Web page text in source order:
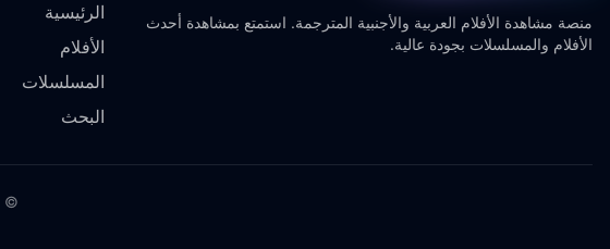
منصة مشاهدة الأفلام العربية والأجنبية المترجمة. استمتع بمشاهدة أحدث
الأفلام والمسلسلات بجودة عالية.
الرئيسية
الأفلام
المسلسلات
البحث
©